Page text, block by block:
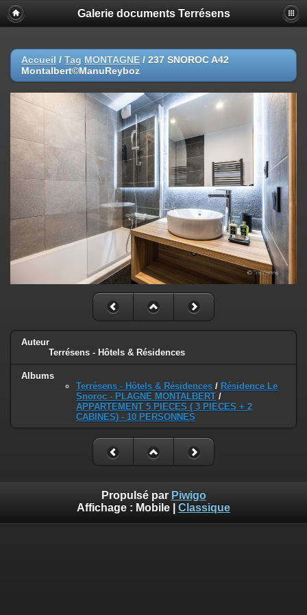
Galerie documents Terrésens
Accueil / Tag MONTAGNE / 237 SNOROC A42
Montalbert©ManuReyboz
Auteur
Terrésens - Hôtels & Résidences
Albums
Terrésens - Hôtels & Résidences / Résidence Le
Snoroc - PLAGNE MONTALBERT /
APPARTEMENT 5 PIECES ( 3 PIECES + 2
CABINES) - 10 PERSONNES
Propulsé par Piwigo
Affichage : Mobile Classique